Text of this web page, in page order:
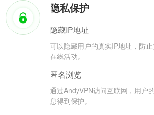
隐私保护
隐藏IP地址
可以隐藏用户的真实IP地址，防
在线活动。
匿名浏览
通过AndyVPN访问互联网，用户
息得到保护。